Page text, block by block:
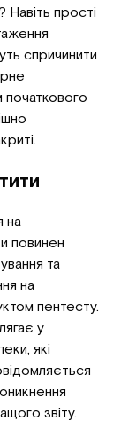
Навіть прості
спричинити
початкового
на
повинен
та
на
пентесту.
у
які
звіту.